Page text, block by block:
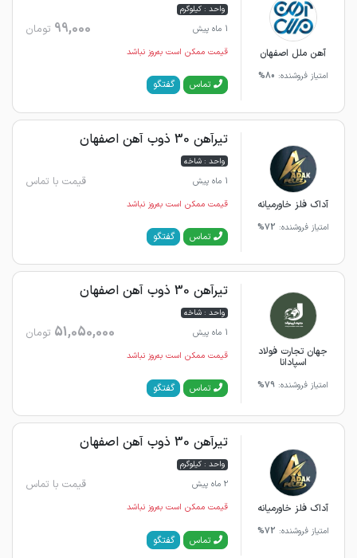
آهن ملل اصفهان
امتیاز فروشنده: 80%
واحد : کیلوگرم
1 ماه پیش
99,000 تومان
قیمت ممکن است به‌روز نباشد
تماس گفتگو
آداک فلز خاورمیانه
امتیاز فروشنده: 72%
تیرآهن 30 ذوب آهن اصفهان
واحد : شاخه
1 ماه پیش
قیمت با تماس
قیمت ممکن است به‌روز نباشد
تماس گفتگو
جهان تجارت فولاد
اسپادانا
امتیاز فروشنده: 79%
تیرآهن 30 ذوب آهن اصفهان
واحد : شاخه
1 ماه پیش
51,050,000 تومان
قیمت ممکن است به‌روز نباشد
تماس گفتگو
آداک فلز خاورمیانه
امتیاز فروشنده: 72%
تیرآهن 30 ذوب آهن اصفهان
واحد : کیلوگرم
2 ماه پیش
قیمت با تماس
قیمت ممکن است به‌روز نباشد
تماس گفتگو